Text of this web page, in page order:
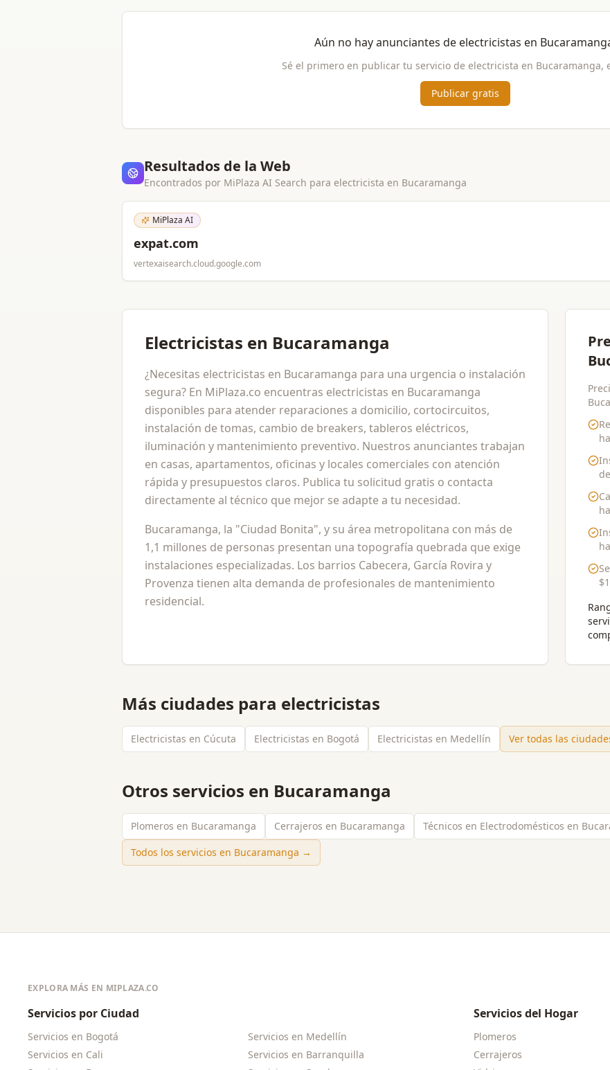
Aún no hay anunciantes de electricistas en
Sé el primero en publicar tu servicio de electricista en Bucaramanga,
Publicar gratis
Resultados de la Web
Encontrados por MiPlaza AI Search para electricista en Bucaramanga
MiPlaza AI
expat.com
vertexaisearch.cloud.google.com
Electricistas en Bucaramanga
¿Necesitas electricistas en Bucaramanga para una urgencia o instalación
segura? En MiPlaza.co encuentras electricistas en Bucaramanga
disponibles para atender reparaciones a domicilio, cortocircuitos,
instalación de tomas, cambio de breakers, tableros eléctricos,
iluminación y mantenimiento preventivo. Nuestros anunciantes trabajan
en casas, apartamentos, oficinas y locales comerciales con atención
rápida y presupuestos claros. Publica tu solicitud gratis o contacta
directamente al técnico que mejor se adapte a tu necesidad.
Bucaramanga, la "Ciudad Bonita", y su área metropolitana con más de
1,1 millones de personas presentan una topografía quebrada que exige
instalaciones especializadas. Los barrios Cabecera, García Rovira y
Provenza tienen alta demanda de profesionales de mantenimiento
residencial.
Más ciudades para electricistas
Electricistas en Cúcuta Electricistas en Bogotá Electricistas en Medellín Ver todas las
Otros servicios en Bucaramanga
Plomeros en Bucaramanga Cerrajeros en Bucaramanga
Técnicos en Electrodomésticos en
Todos los servicios en Bucaramanga →
EXPLORA MÁS EN MIPLAZA.CO
Servicios por Ciudad
Servicios en Bogotá Servicios en Medellín
Servicios en Cali Servicios en Barranquilla
Servicios del Hogar
Plomeros
Cerrajeros